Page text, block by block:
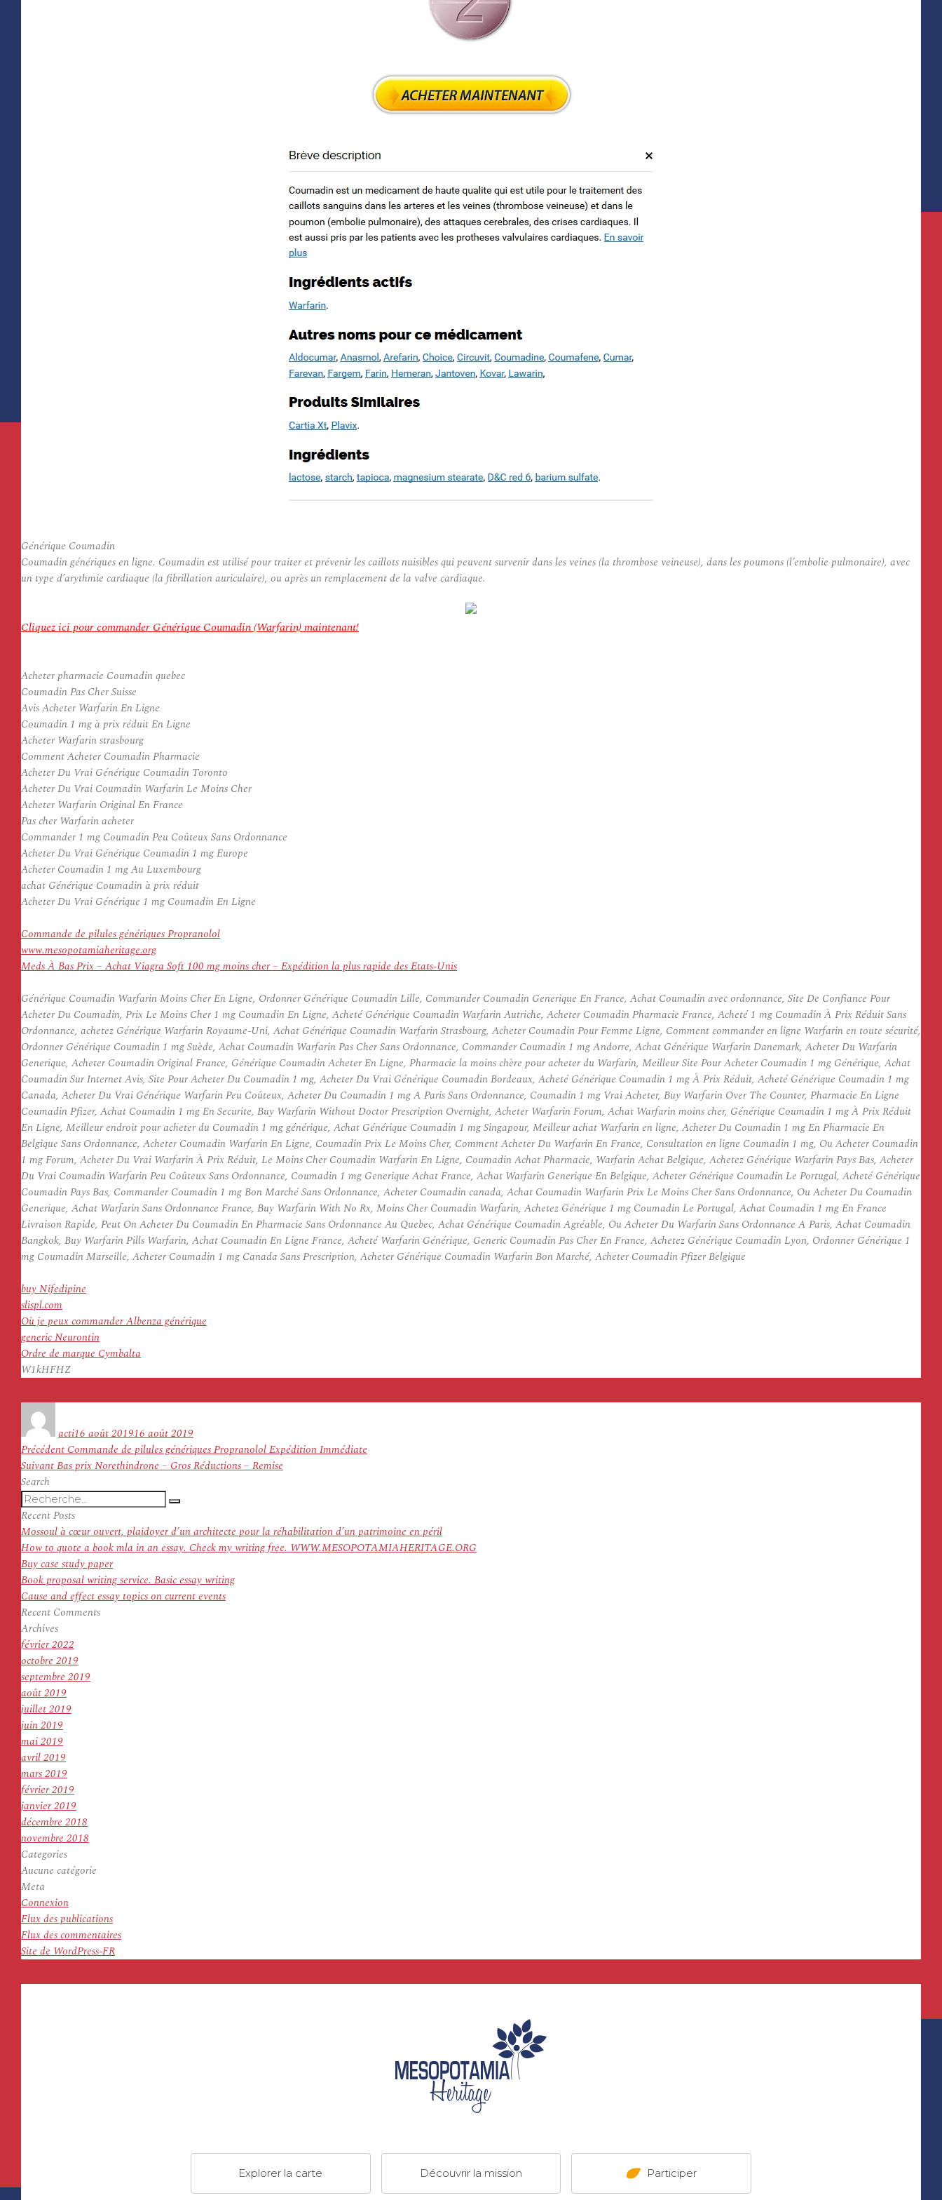
Générique Coumadin
Coumadin génériques en ligne. Coumadin est utilisé pour traiter et prévenir les caillots nuisibles qui peuvent survenir dans les veines (la thrombose veineuse), dans les poumons (l’embolie pulmonaire), avec
un type d’arythmie cardiaque (la fibrillation auriculaire), ou après un remplacement de la valve cardiaque.
Cliquez ici pour commander Générique Coumadin (Warfarin) maintenant!
Acheter pharmacie Coumadin quebec
Coumadin Pas Cher Suisse
Avis Acheter Warfarin En Ligne
Coumadin 1 mg à prix réduit En Ligne
Acheter Warfarin strasbourg
Comment Acheter Coumadin Pharmacie
Acheter Du Vrai Générique Coumadin Toronto
Acheter Du Vrai Coumadin Warfarin Le Moins Cher
Acheter Warfarin Original En France
Pas cher Warfarin acheter
Commander 1 mg Coumadin Peu Coûteux Sans Ordonnance
Acheter Du Vrai Générique Coumadin 1 mg Europe
Acheter Coumadin 1 mg Au Luxembourg
achat Générique Coumadin à prix réduit
Acheter Du Vrai Générique 1 mg Coumadin En Ligne
Commande de pilules génériques Propranolol
www.mesopotamiaheritage.org
Meds À Bas Prix – Achat Viagra Soft 100 mg moins cher – Expédition la plus rapide des Etats-Unis
Générique Coumadin Warfarin Moins Cher En Ligne, Ordonner Générique Coumadin Lille, Commander Coumadin Generique En France, Achat Coumadin avec ordonnance, Site De Confiance Pour
Acheter Du Coumadin, Prix Le Moins Cher 1 mg Coumadin En Ligne, Acheté Générique Coumadin Warfarin Autriche, Acheter Coumadin Pharmacie France, Acheté 1 mg Coumadin À Prix Réduit Sans
Ordonnance, achetez Générique Warfarin Royaume-Uni, Achat Générique Coumadin Warfarin Strasbourg, Acheter Coumadin Pour Femme Ligne, Comment commander en ligne Warfarin en toute sécurité,
Ordonner Générique Coumadin 1 mg Suède, Achat Coumadin Warfarin Pas Cher Sans Ordonnance, Commander Coumadin 1 mg Andorre, Achat Générique Warfarin Danemark, Acheter Du Warfarin
Generique, Acheter Coumadin Original France, Générique Coumadin Acheter En Ligne, Pharmacie la moins chère pour acheter du Warfarin, Meilleur Site Pour Acheter Coumadin 1 mg Générique, Achat
Coumadin Sur Internet Avis, Site Pour Acheter Du Coumadin 1 mg, Acheter Du Vrai Générique Coumadin Bordeaux, Acheté Générique Coumadin 1 mg À Prix Réduit, Acheté Générique Coumadin 1 mg
Canada, Acheter Du Vrai Générique Warfarin Peu Coûteux, Acheter Du Coumadin 1 mg A Paris Sans Ordonnance, Coumadin 1 mg Vrai Acheter, Buy Warfarin Over The Counter, Pharmacie En Ligne
Coumadin Pfizer, Achat Coumadin 1 mg En Securite, Buy Warfarin Without Doctor Prescription Overnight, Acheter Warfarin Forum, Achat Warfarin moins cher, Générique Coumadin 1 mg À Prix Réduit
En Ligne, Meilleur endroit pour acheter du Coumadin 1 mg générique, Achat Générique Coumadin 1 mg Singapour, Meilleur achat Warfarin en ligne, Acheter Du Coumadin 1 mg En Pharmacie En
Belgique Sans Ordonnance, Acheter Coumadin Warfarin En Ligne, Coumadin Prix Le Moins Cher, Comment Acheter Du Warfarin En France, Consultation en ligne Coumadin 1 mg, Ou Acheter Coumadin
1 mg Forum, Acheter Du Vrai Warfarin À Prix Réduit, Le Moins Cher Coumadin Warfarin En Ligne, Coumadin Achat Pharmacie, Warfarin Achat Belgique, Achetez Générique Warfarin Pays Bas, Acheter
Du Vrai Coumadin Warfarin Peu Coûteux Sans Ordonnance, Coumadin 1 mg Generique Achat France, Achat Warfarin Generique En Belgique, Acheter Générique Coumadin Le Portugal, Acheté Générique
Coumadin Pays Bas, Commander Coumadin 1 mg Bon Marché Sans Ordonnance, Acheter Coumadin canada, Achat Coumadin Warfarin Prix Le Moins Cher Sans Ordonnance, Ou Acheter Du Coumadin
Generique, Achat Warfarin Sans Ordonnance France, Buy Warfarin With No Rx, Moins Cher Coumadin Warfarin, Achetez Générique 1 mg Coumadin Le Portugal, Achat Coumadin 1 mg En France
Livraison Rapide, Peut On Acheter Du Coumadin En Pharmacie Sans Ordonnance Au Quebec, Achat Générique Coumadin Agréable, Ou Acheter Du Warfarin Sans Ordonnance A Paris, Achat Coumadin
Bangkok, Buy Warfarin Pills Warfarin, Achat Coumadin En Ligne France, Acheté Warfarin Générique, Generic Coumadin Pas Cher En France, Achetez Générique Coumadin Lyon, Ordonner Générique 1
mg Coumadin Marseille, Acheter Coumadin 1 mg Canada Sans Prescription, Acheter Générique Coumadin Warfarin Bon Marché, Acheter Coumadin Pfizer Belgique
buy Nifedipine
slispl.com
Où je peux commander Albenza générique
generic Neurontin
Ordre de marque Cymbalta
W1kHFHZ
actile
16 août 201916 août 2019
Navigation
de
l’article
Précédent Article
précédent :
Commande de pilules génériques Propranolol Expédition Immédiate
SuivantArticle
Bas prix Norethindrone – Gros Réductions – Remise
Search
Recherche
pour
:
Recherche
Recent Posts
Mossoul à cœur ouvert, plaidoyer d’un architecte pour la réhabilitation d’un patrimoine en péril
How to quote a book mla in an essay. Check my writing free. WWW.MESOPOTAMIAHERITAGE.ORG
Buy case study paper
Book proposal writing service. Basic essay writing
Cause and effect essay topics on current events
Recent Comments
Archives
février 2022
octobre 2019
septembre 2019
août 2019
juillet 2019
juin 2019
mai 2019
avril 2019
mars 2019
février 2019
janvier 2019
décembre 2018
novembre 2018
Categories
Aucune catégorie
Meta
Connexion
Flux des publications
Flux des commentaires
Site de WordPress-FR
Explorer la carte Découvrir la mission Participer